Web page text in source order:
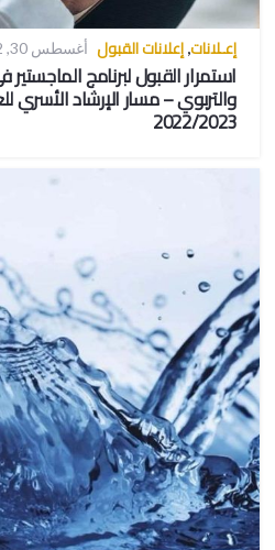
إعـلانات, إعلانات القبول أغسطس 30, 2022
استمرار القبول لبرنامج
والتربوي – مسار الإرشاد الأسري
2022/2023